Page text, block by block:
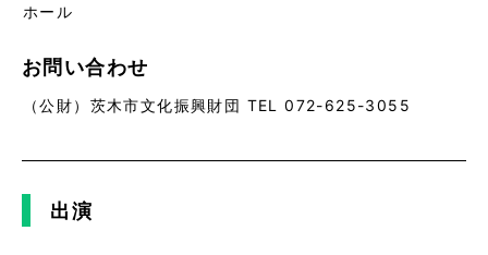
ホール
お問い合わせ
（公財）茨木市文化振興財団 TEL 072-625-3055
出演